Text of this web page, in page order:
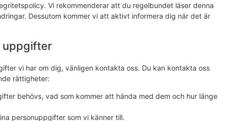
Vi rekommenderar att du regelbundet läser denna
Dessutom kommer vi att aktivt informera dig när det är
uppgifter
vi har om dig, vänligen kontakta oss. Du kan kontakta oss
rättigheter:
behövs, vad som kommer att hända med dem och hur länge
personuppgifter som vi känner till.